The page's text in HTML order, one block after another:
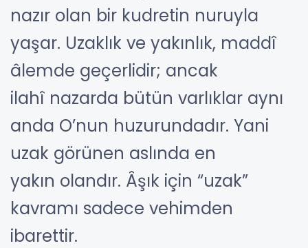
nazır olan bir kudretin nuruyla
yaşar. Uzaklık ve yakınlık, maddî
âlemde geçerlidir; ancak
ilahî nazarda bütün varlıklar aynı
anda O’nun huzurundadır. Yani
uzak görünen aslında en
yakın olandır. Âşık için “uzak”
kavramı sadece vehimden
ibarettir.